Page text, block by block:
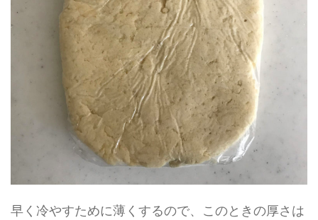
早く冷やすために薄くするので、このときの厚さは